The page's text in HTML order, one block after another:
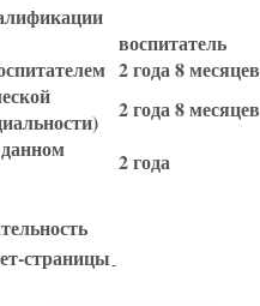
воспитатель
2 года 8 месяцев
2 года 8 месяцев
2 года
страницы